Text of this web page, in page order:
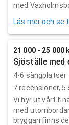
med
Läs mer och se
21 000 - 25 000
Sjöställe med
4-6 sängplatser
7recensioner, 5
Vi hyr ut vårt
med
bryggan finns